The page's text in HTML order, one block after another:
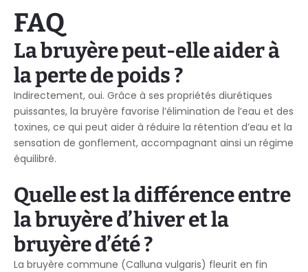
FAQ
La bruyère peut-elle aider à
la perte de poids ?
Indirectement, oui. Grâce à ses propriétés diurétiques
puissantes, la bruyère favorise l’élimination de l’eau et des
toxines, ce qui peut aider à réduire la rétention d’eau et la
sensation de gonflement, accompagnant ainsi un régime
équilibré.
Quelle est la différence entre
la bruyère d’hiver et la
bruyère d’été ?
La bruyère commune (Calluna vulgaris) fleurit en fin